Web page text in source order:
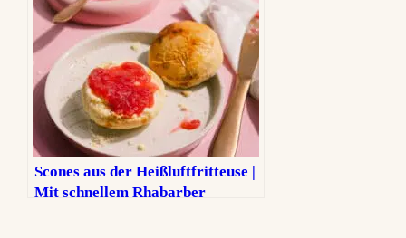
Scones aus der Heißluftfritteuse |
Mit schnellem Rhabarber